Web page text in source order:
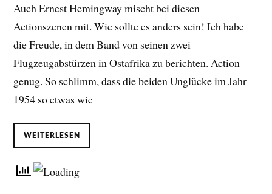
Auch Ernest Hemingway mischt bei diesen
Actionszenen mit. Wie sollte es anders sein! Ich habe
die Freude, in dem Band von seinen zwei
Flugzeugabstürzen in Ostafrika zu berichten. Action
genug. So schlimm, dass die beiden Unglücke im Jahr
1954 so etwas wie
WEITERLESEN